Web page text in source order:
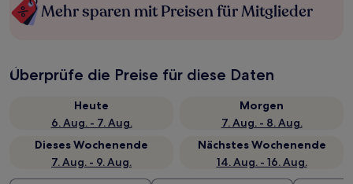
Mehr sparen mit Preisen für Mitglieder
Überprüfe die Preise für diese Daten
Heute
6. Aug. - 7. Aug.
Morgen
7. Aug. - 8. Aug.
Dieses Wochenende
7. Aug. - 9. Aug.
Nächstes Wochenende
14. Aug. - 16. Aug.